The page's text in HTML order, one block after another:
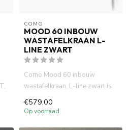
COMO
MOOD 60 INBOUW
WASTAFELKRAAN L-
LINE ZWART
Como Mood 60 inbouw
wastafelkraan. L-line zwart is
mm...
€579,00
Op voorraad